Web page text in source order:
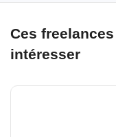
Ces
intéresser